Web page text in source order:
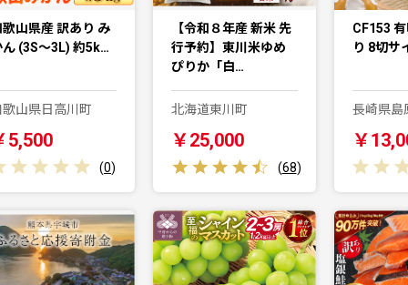
歌山県産 訳あり み
ん (3S～3L) 約5k…
歌山県日高川町
5,500
(0)
【令和８年産 新米 先
行予約】東川米ゆめ
ぴりか「白…
北海道東川町
￥25,000
(68)
CF153
り 8切サ
長崎県島
￥